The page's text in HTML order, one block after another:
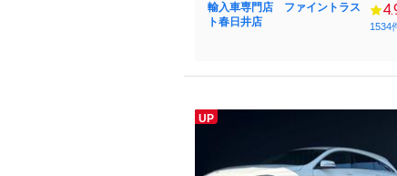
輸入車専門店 ファイントラス
ト春日井店
1534
UP